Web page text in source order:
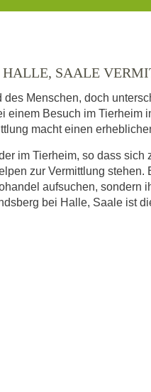
SAALE
Menschen, doch
einem Besuch im Tierheim
macht einen
im Tierheim, so dass sich
zur Vermittlung stehen.
aufsuchen, sondern
bei Halle, Saale ist